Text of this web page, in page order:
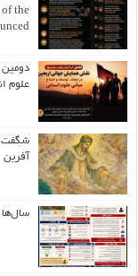
the
علوم
شگفت
آفرین
سال‌ها